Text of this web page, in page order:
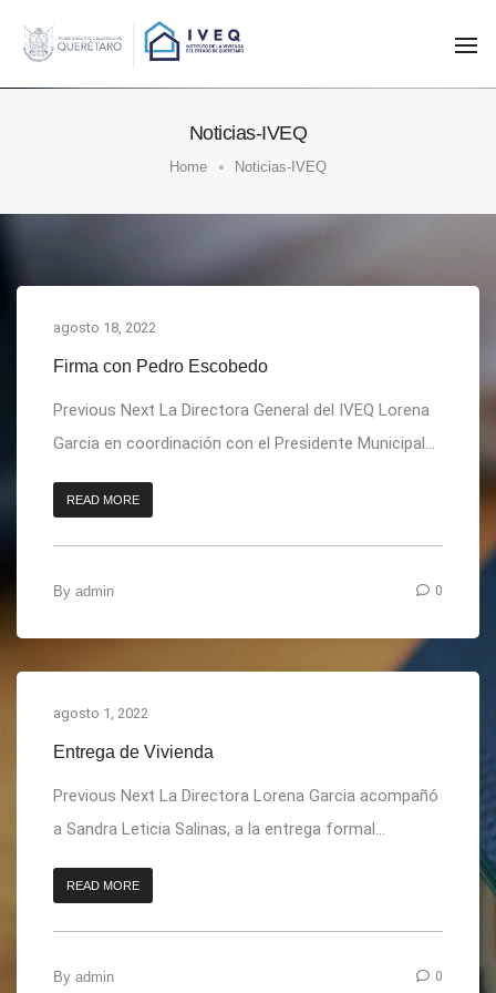
Noticias-IVEQ
Home Noticias-IVEQ
agosto 18, 2022
Firma con Pedro Escobedo
Previous Next La Directora General del IVEQ Lorena
Garcia en coordinación con el Presidente Municipal...
READ MORE
By admin 0
agosto 1, 2022
Entrega de Vivienda
Previous Next La Directora Lorena Garcia acompañó
a Sandra Leticia Salinas, a la entrega formal...
READ MORE
By admin 0